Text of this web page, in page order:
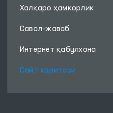
Халқаро ҳамкорлик
Савол-жавоб
Интернет қабулхона
Сайт харитаси